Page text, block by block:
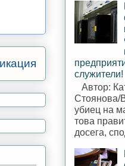
служители!
Автор:
Стоянова/
убиец на
това
досега,